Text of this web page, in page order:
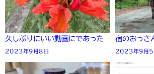
久しぶりにいい動画にであった
2023年9月8日
宿のおっさ
2023年9月5